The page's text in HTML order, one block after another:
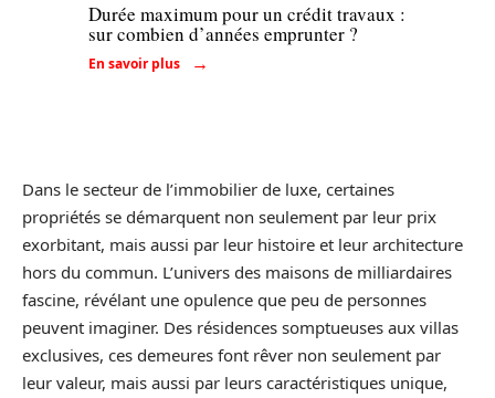
Durée maximum pour un crédit travaux :
sur combien d’années emprunter ?
En savoir plus
Dans le secteur de l’immobilier de luxe, certaines
propriétés se démarquent non seulement par leur prix
exorbitant, mais aussi par leur histoire et leur architecture
hors du commun. L’univers des maisons de milliardaires
fascine, révélant une opulence que peu de personnes
peuvent imaginer. Des résidences somptueuses aux villas
exclusives, ces demeures font rêver non seulement par
leur valeur, mais aussi par leurs caractéristiques unique,